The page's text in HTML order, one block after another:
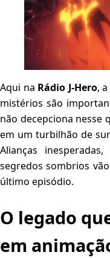
Aqui na Rádio J-Hero,
mistérios são
não decepciona nesse
em um turbilhão de
Alianças
segredos sombrios
último episódio.
O legado
em